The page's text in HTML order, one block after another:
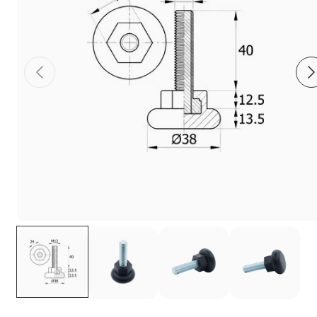
Фиксаторы - барашки
Заглушки для труб с резьбой
Пластиковые спинки и сиденья для
парт